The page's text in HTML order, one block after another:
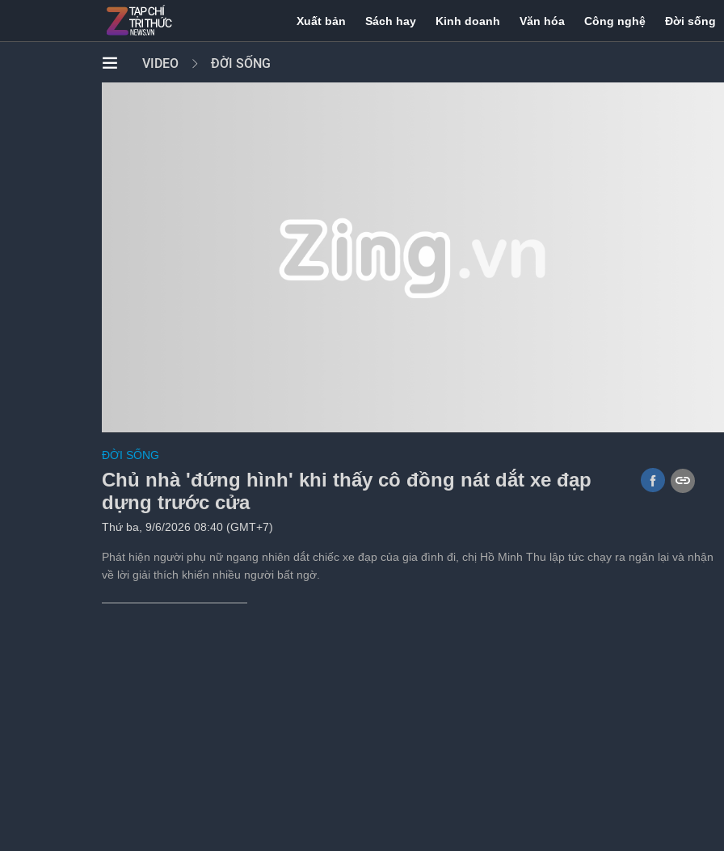
Xuất bản Sách hay Kinh doanh Văn hóa Công nghệ Đời sống
VIDEO ĐỜI SỐNG
Tiếp theo sau:
ĐỜI SỐNG
Chủ nhà 'đứng hình' khi thấy cô đồng nát dắt xe đạp
dựng trước cửa
Thứ ba, 9/6/2026 08:40 (GMT+7)
Phát hiện người phụ nữ ngang nhiên dắt chiếc xe đạp của gia đình đi, chị Hồ Minh Thu lập tức chạy ra ngăn lại và nhận
về lời giải thích khiến nhiều người bất ngờ.